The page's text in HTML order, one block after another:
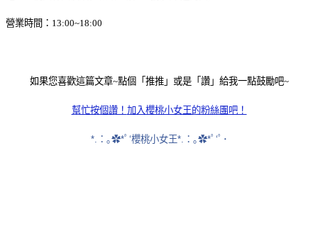
營業時間：13:00~18:00
如果您喜歡這篇文章~點個「推推」或是「讚」給我一點鼓勵吧~
幫忙按個讚！ 加入櫻桃小女王的粉絲團吧！
*.：｡✿*ﾟ‘櫻桃小女王*.：｡✿*ﾟ‘ﾟ･